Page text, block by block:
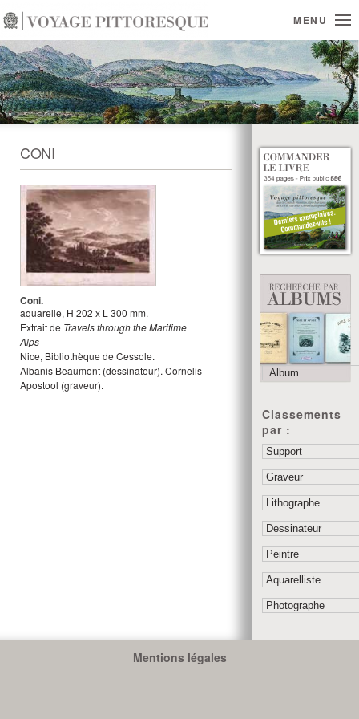
MENU
CONI
Coni.
aquarelle, H 202 x L 300 mm.
Extrait de Travels through the Maritime
Alps
Nice, Bibliothèque de Cessole.
Albanis Beaumont (dessinateur). Cornelis
Apostool (graveur).
Classements
par :
Mentions légales